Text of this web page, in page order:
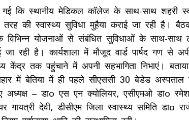
गई कि स्थानीय मेडिकल कॉलेज के साथ-साथ
की स्वास्थ्य सुविधा मुहैया कराई जा रही है।
योजनाओं से संबंधित सुविधाओं के साथ-साथ
रही है। कार्यशाला में मौजूद वार्ड पार्षद गण
तक पहुंचाने में अपनी सहभागिता निभाएं।
में बेतिया में ही पहले सीएससी 30 बेडेड अस्पताल
– डाo एस एन क्योलियर, एसीएमओ डाo रमेश
देवी, डीसीएम जिला स्वास्थ्य समिति डाo